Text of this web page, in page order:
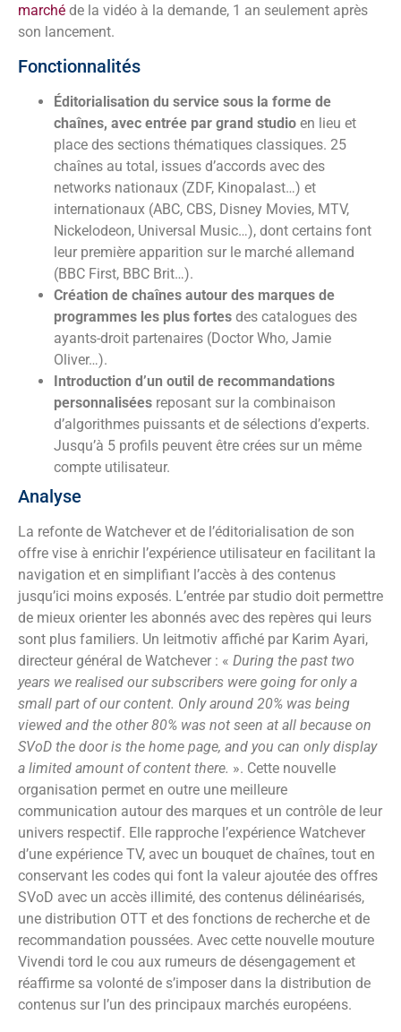
marché de la vidéo à la demande, 1 an seulement après
son lancement.
Fonctionnalités
Éditorialisation du service sous la forme de
chaînes, avec entrée par grand studio en lieu et
place des sections thématiques classiques. 25
chaînes au total, issues d’accords avec des
networks nationaux (ZDF, Kinopalast…) et
internationaux (ABC, CBS, Disney Movies, MTV,
Nickelodeon, Universal Music…), dont certains font
leur première apparition sur le marché allemand
(BBC First, BBC Brit…).
Création de chaînes autour des marques de
programmes les plus fortes des catalogues des
ayants-droit partenaires (Doctor Who, Jamie
Oliver…).
Introduction d’un outil de recommandations
personnalisées reposant sur la combinaison
d’algorithmes puissants et de sélections d’experts.
Jusqu’à 5 profils peuvent être crées sur un même
compte utilisateur.
Analyse
La refonte de Watchever et de l’éditorialisation de son
offre vise à enrichir l’expérience utilisateur en facilitant la
navigation et en simplifiant l’accès à des contenus
jusqu’ici moins exposés. L’entrée par studio doit permettre
de mieux orienter les abonnés avec des repères qui leurs
sont plus familiers. Un leitmotiv affiché par Karim Ayari,
directeur général de Watchever : « During the past two
years we realised our subscribers were going for only a
small part of our content. Only around 20% was being
viewed and the other 80% was not seen at all because on
SVoD the door is the home page, and you can only display
a limited amount of content there. ». Cette nouvelle
organisation permet en outre une meilleure
communication autour des marques et un contrôle de leur
univers respectif. Elle rapproche l’expérience Watchever
d’une expérience TV, avec un bouquet de chaînes, tout en
conservant les codes qui font la valeur ajoutée des offres
SVoD avec un accès illimité, des contenus délinéarisés,
une distribution OTT et des fonctions de recherche et de
recommandation poussées. Avec cette nouvelle mouture
Vivendi tord le cou aux rumeurs de désengagement et
réaffirme sa volonté de s’imposer dans la distribution de
contenus sur l’un des principaux marchés européens.